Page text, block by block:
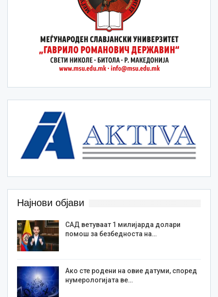
Најнови објави
САД ветуваат 1 милијарда долари
помош за безбедноста на…
Ако сте родени на овие датуми, според
нумерологијата ве…